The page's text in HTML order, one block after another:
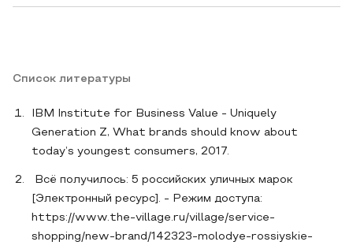
Список литературы
IBM Institute for Business Value - Uniquely
Generation Z, What brands should know about
today’s youngest consumers, 2017.
Всё получилось: 5 российских уличных марок
[Электронный ресурс]. - Режим доступа:
https://www.the-village.ru/village/service-
shopping/new-brand/142323-molodye-rossiyskie-